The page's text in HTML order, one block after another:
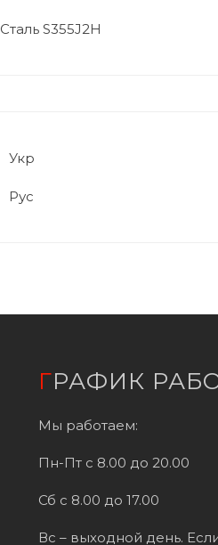
Сталь S355J2H
Укр
Рус
ГРАФИК
Мы работаем:
Пн-Пт с 8.00 до 20.00
Сб с 8.00 до 17.00
Вс – выходной день.